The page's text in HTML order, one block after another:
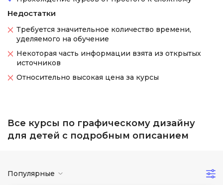
Недостатки
Требуется значительное количество времени,
уделяемого на обучение
Некоторая часть информации взята из открытых
источников
Относительно высокая цена за курсы
Все курсы по графическому дизайну
для детей с подробным описанием
Популярные